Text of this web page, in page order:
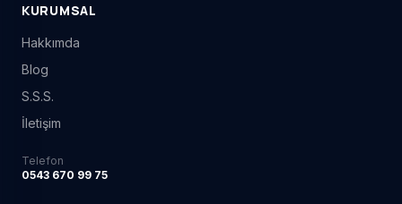
KURUMSAL
Hakkımda
Blog
S.S.S.
İletişim
Telefon
0543 670 99 75